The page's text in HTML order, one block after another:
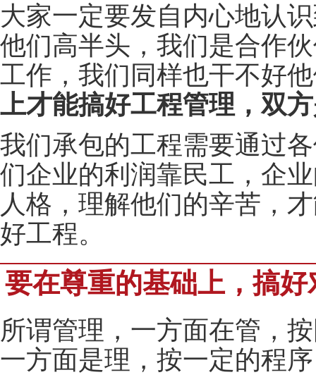
大家一定要发自内心地认
他们高半头，我们是合作
工作，我们同样也干不好
上才能搞好工程管理，双
我们承包的工程需要通过
们企业的利润靠民工，企
人格，理解他们的辛苦，
好工程。
要在尊重的基础上，搞
所谓管理，一方面在管，
一方面是理，按一定的程